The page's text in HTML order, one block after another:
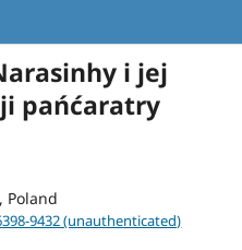
i jej
pańćaratry
Poland
9432 (unauthenticated)